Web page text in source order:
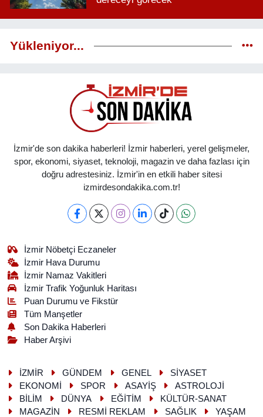
Yükleniyor...
İzmir'de son dakika haberleri! İzmir haberleri, yerel gelişmeler,
spor, ekonomi, siyaset, teknoloji, magazin ve daha fazlası için
doğru adrestesiniz. İzmir'in en etkili haber sitesi
izmirdesondakika.com.tr!
İzmir Nöbetçi Eczaneler
İzmir Hava Durumu
İzmir Namaz Vakitleri
İzmir Trafik Yoğunluk Haritası
Puan Durumu ve Fikstür
Tüm Manşetler
Son Dakika Haberleri
Haber Arşivi
İZMİR GÜNDEM GENEL
SİYASET
EKONOMİ
SPOR ASAYİŞ
ASTROLOJİ
BİLİM
DÜNYA EĞİTİM
KÜLTÜR-SANAT
MAGAZİN
RESMİ REKLAM SAĞLIK YAŞAM